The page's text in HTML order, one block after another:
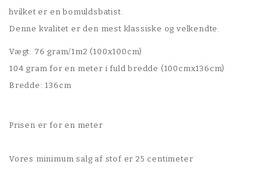
hvilket er en bomuldsbatist.
Denne kvalitet er den mest klassiske og velkendte.
Vægt: 76 gram/1m2 (100x100cm)
104 gram for en meter i fuld bredde (100cmx136cm)
Bredde: 136cm
Prisen er for en meter
Vores minimum salg af stof er 25 centimeter